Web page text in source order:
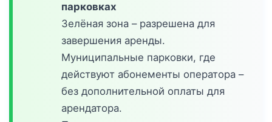
парковках
Зелёная зона – разрешена для
завершения аренды.
Муниципальные парковки, где
действуют абонементы оператора –
без дополнительной оплаты для
арендатора.